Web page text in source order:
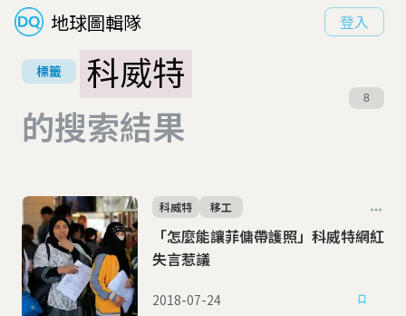
地球圖輯隊 登入
標籤
科威特
的搜索結果
8
「怎麼能讓菲傭帶護照」科威特網紅
失言惹議
科威特 移工
2018-07-24